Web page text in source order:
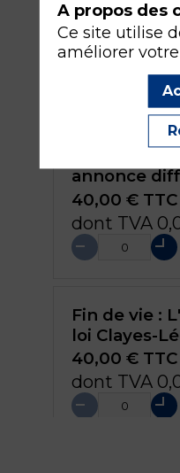
40,00 €TTC
dont TVA
annonce
40,00 € TTC
dont TVA
Fin de vie :
loi Clayes-
40,00 € TTC
dont TVA
A propos des
Ce site utilise
améliorer